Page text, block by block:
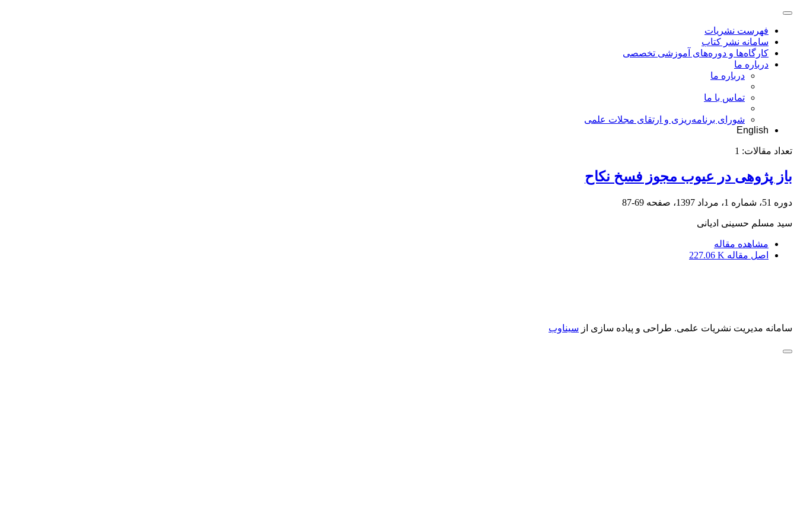
فهرست نشریات
سامانه نشر کتاب
کارگاه‌ها و دوره‌های آموزشی تخصصی
درباره ما
درباره ما
تماس با ما
شورای برنامه‌ریزی و ارتقای مجلات علمی
English
تعداد مقالات: 1
باز پژوهی در عیوب مجوز فسخ نکاح
دوره 51، شماره 1، مرداد 1397، صفحه 69-87
سید مسلم حسینی ادیانی
مشاهده مقاله
اصل مقاله 227.06 K
سامانه مدیریت نشریات علمی. طراحی و پیاده سازی از سیناوب